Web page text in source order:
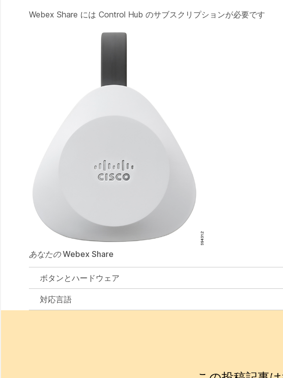
Webex Share には Control Hub のサブスクリプションが必要です
あなたの Webex Share
ボタンとハードウェア
対応言語